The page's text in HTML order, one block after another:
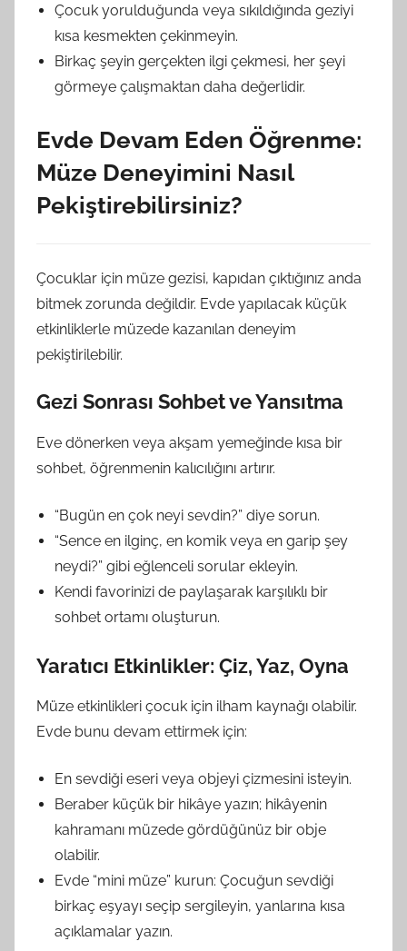
Çocuk yorulduğunda veya sıkıldığında geziyi
kısa kesmekten çekinmeyin.
Birkaç şeyin gerçekten ilgi çekmesi, her şeyi
görmeye çalışmaktan daha değerlidir.
Evde Devam Eden Öğrenme:
Müze Deneyimini Nasıl
Pekiştirebilirsiniz?
Çocuklar için müze gezisi, kapıdan çıktığınız anda
bitmek zorunda değildir. Evde yapılacak küçük
etkinliklerle müzede kazanılan deneyim
pekiştirilebilir.
Gezi Sonrası Sohbet ve Yansıtma
Eve dönerken veya akşam yemeğinde kısa bir
sohbet, öğrenmenin kalıcılığını artırır.
“Bugün en çok neyi sevdin?” diye sorun.
“Sence en ilginç, en komik veya en garip şey
neydi?” gibi eğlenceli sorular ekleyin.
Kendi favorinizi de paylaşarak karşılıklı bir
sohbet ortamı oluşturun.
Yaratıcı Etkinlikler: Çiz, Yaz, Oyna
Müze etkinlikleri çocuk için ilham kaynağı olabilir.
Evde bunu devam ettirmek için:
En sevdiği eseri veya objeyi çizmesini isteyin.
Beraber küçük bir hikâye yazın; hikâyenin
kahramanı müzede gördüğünüz bir obje
olabilir.
Evde “mini müze” kurun: Çocuğun sevdiği
birkaç eşyayı seçip sergileyin, yanlarına kısa
açıklamalar yazın.